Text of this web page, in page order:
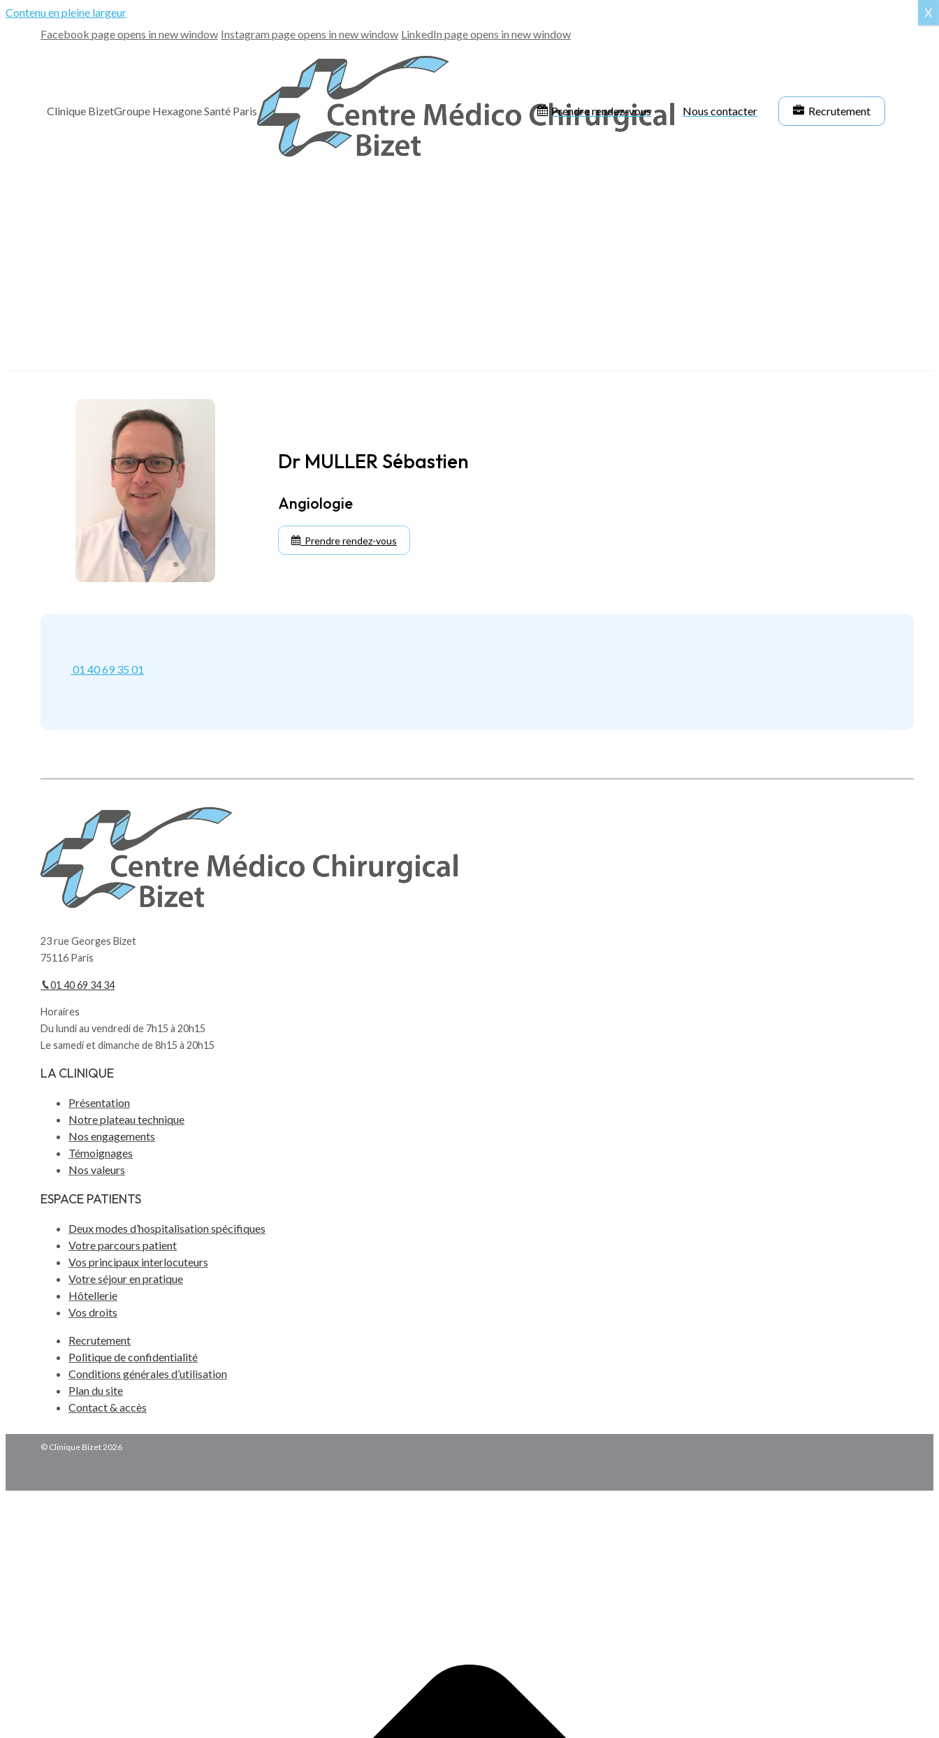
Contenu en pleine largeur
Facebook page opens in new window Instagram page opens in new window LinkedIn page opens in new window
Clinique BizetGroupe Hexagone Santé Paris Prendre rendez-vous Nous contacter Recrutement
Dr MULLER Sébastien
Angiologie
Prendre rendez-vous
01 40 69 35 01
23 rue Georges Bizet
75116 Paris
01 40 69 34 34
Horaires
Du lundi au vendredi de 7h15 à 20h15
Le samedi et dimanche de 8h15 à 20h15
LA CLINIQUE
Présentation
Notre plateau technique
Nos engagements
Témoignages
Nos valeurs
ESPACE PATIENTS
Deux modes d’hospitalisation spécifiques
Votre parcours patient
Vos principaux interlocuteurs
Votre séjour en pratique
Hôtellerie
Vos droits
Recrutement
Politique de confidentialité
Conditions générales d’utilisation
Plan du site
Contact & accès
© Clinique Bizet 2026
X